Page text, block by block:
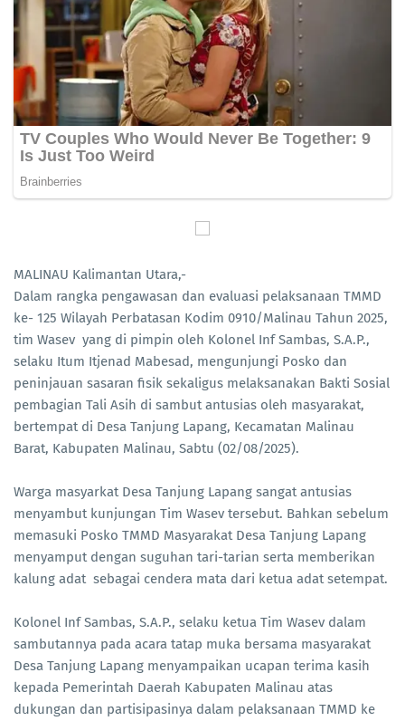
MALINAU Kalimantan Utara,-
Dalam rangka pengawasan dan evaluasi pelaksanaan TMMD
ke- 125 Wilayah Perbatasan Kodim 0910/Malinau Tahun 2025,
tim Wasev yang di pimpin oleh Kolonel Inf Sambas, S.A.P.,
selaku Itum Itjenad Mabesad, mengunjungi Posko dan
peninjauan sasaran fisik sekaligus melaksanakan Bakti Sosial
pembagian Tali Asih di sambut antusias oleh masyarakat,
bertempat di Desa Tanjung Lapang, Kecamatan Malinau
Barat, Kabupaten Malinau, Sabtu (02/08/2025).
Warga masyarkat Desa Tanjung Lapang sangat antusias
menyambut kunjungan Tim Wasev tersebut. Bahkan sebelum
memasuki Posko TMMD Masyarakat Desa Tanjung Lapang
menyamput dengan suguhan tari-tarian serta memberikan
kalung adat sebagai cendera mata dari ketua adat setempat.
Kolonel Inf Sambas, S.A.P., selaku ketua Tim Wasev dalam
sambutannya pada acara tatap muka bersama masyarakat
Desa Tanjung Lapang menyampaikan ucapan terima kasih
kepada Pemerintah Daerah Kabupaten Malinau atas
dukungan dan partisipasinya dalam pelaksanaan TMMD ke